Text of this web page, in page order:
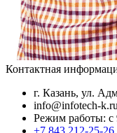
Контактная
г. Казань, ул.
info@infotech-k.ru
Режим работы:
+7 843 212-25-26